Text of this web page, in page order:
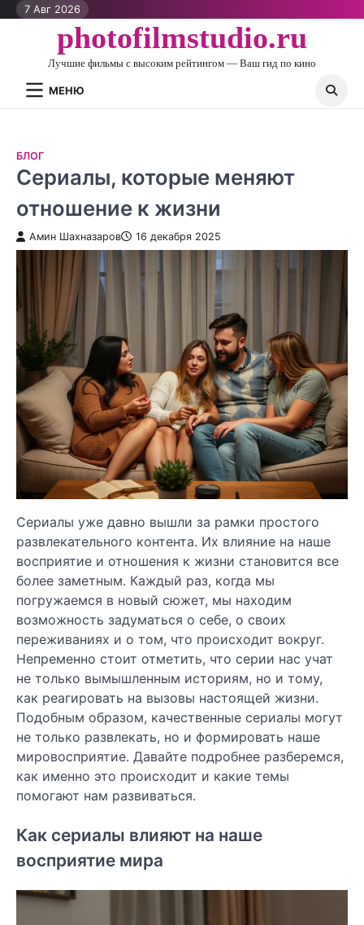
Перейти7 Авг 2026
photofilmstudio.ru
Лучшие фильмы с высоким рейтингом — Ваш гид по кино
МЕНЮ
БЛОГ
Сериалы, которые меняют
отношение к жизни
Амин Шахназаров 16 декабря 2025
Сериалы уже давно вышли за рамки простого
развлекательного контента. Их влияние на наше
восприятие и отношения к жизни становится все
более заметным. Каждый раз, когда мы
погружаемся в новый сюжет, мы находим
возможность задуматься о себе, о своих
переживаниях и о том, что происходит вокруг.
Непременно стоит отметить, что серии нас учат
не только вымышленным историям, но и тому,
как реагировать на вызовы настоящей жизни.
Подобным образом, качественные сериалы могут
не только развлекать, но и формировать наше
мировосприятие. Давайте подробнее разберемся,
как именно это происходит и какие темы
помогают нам развиваться.
Как сериалы влияют на наше
восприятие мира